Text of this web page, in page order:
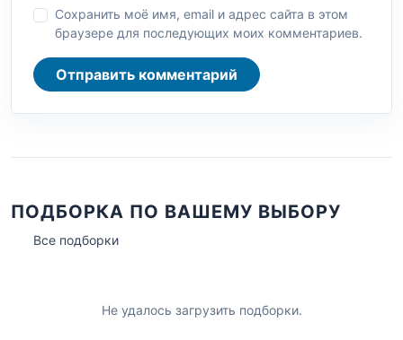
Сохранить моё имя, email и адрес сайта в этом
браузере для последующих моих комментариев.
Отправить комментарий
ПОДБОРКА ПО ВАШЕМУ ВЫБОРУ
Все подборки
Не удалось загрузить подборки.